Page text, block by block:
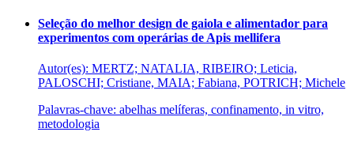
Seleção do melhor design de gaiola e alimentador para
experimentos com operárias de Apis mellifera
Autor(es): MERTZ; NATALIA, RIBEIRO; Leticia,
PALOSCHI; Cristiane, MAIA; Fabiana, POTRICH; Michele
Palavras-chave: abelhas melíferas, confinamento, in vitro,
metodologia